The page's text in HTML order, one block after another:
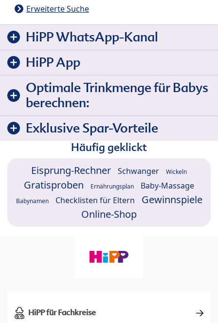
Erweiterte Suche
HiPP WhatsApp-Kanal
HiPP App
Optimale Trinkmenge für Babys
berechnen:
Exklusive Spar-Vorteile
Häufig geklickt
Eisprung-Rechner Schwanger Wickeln
Gratisproben Ernährungsplan Baby-Massage
Babynamen Checklisten für Eltern
Gewinnspiele
Online-Shop
HiPP für Fachkreise